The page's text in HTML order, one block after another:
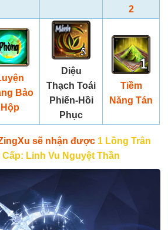
2
Bảo
Hộp
Diệu
Thạch Toái
Phiến-Hồi
Phục
Tiềm
Năng Tán
sẽ nhận được 1 Lồng Trân
Linh Vu Nguyệt Thần